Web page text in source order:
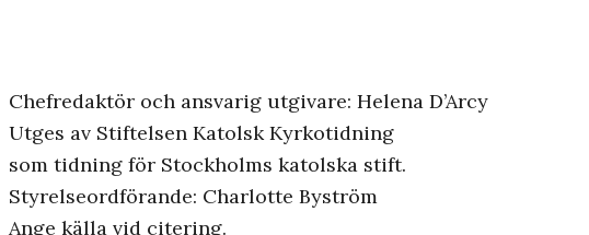
Chefredaktör och ansvarig utgivare: Helena D’Arcy
Utges av Stiftelsen Katolsk Kyrkotidning
som tidning för Stockholms katolska stift.
Styrelseordförande: Charlotte Byström
Ange källa vid citering.